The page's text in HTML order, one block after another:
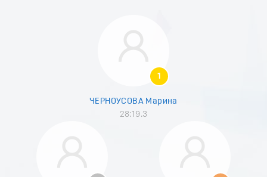
1
ЧЕРНОУСОВА Марина
28:19.3